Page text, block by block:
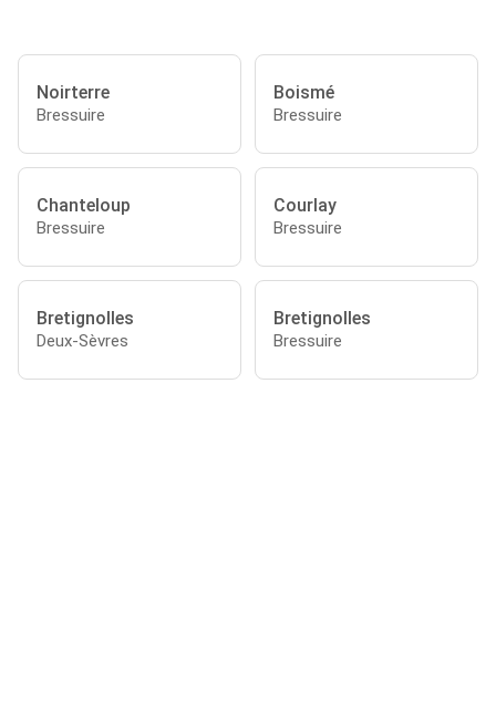
Noirterre
Bressuire
Boismé
Bressuire
Chanteloup
Bressuire
Courlay
Bressuire
Bretignolles
Deux-Sèvres
Bretignolles
Bressuire